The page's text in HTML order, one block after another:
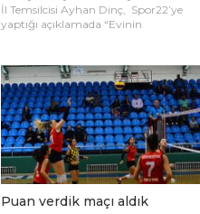
İl Temsilcisi Ayhan Dinç, Spor22’ye
yaptığı açıklamada “Evinin
Temsilciliği olarak “Evinin Sultanları”
ismiyle Kadın Voleybol Turnuvası
organize ediliyor. 18 yaşını doldurmuş
tüm kadınların katılımına açık olan
turnuvaya katılım için takım
kaptanlarının sporcu listesini sağlık
raporlarıyla(sağlık ocağından
alınması yeterli) birlikte Gençlik Spor
İl […]
Puan verdik maçı aldık